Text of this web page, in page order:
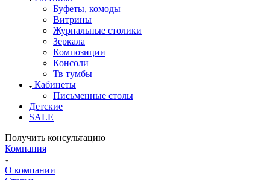
Буфеты, комоды
Витрины
Журнальные столики
Зеркала
Композиции
Консоли
Тв тумбы
Кабинеты
Письменные столы
Детские
SALE
Получить консультацию
Компания
О компании